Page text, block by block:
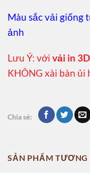
Màu sắc vải giống
ảnh
Lưu Ý: với vải in 3D
KHÔNG xài bàn ủi
Chia sẻ:
SẢN PHẨM TƯƠNG